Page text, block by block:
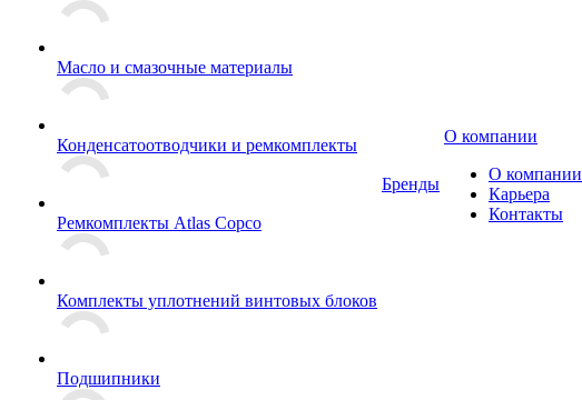
Масло и смазочные материалы
Конденсатоотводчики и ремкомплекты
Ремкомплекты Atlas Copco
Комплекты уплотнений винтовых блоков
Подшипники
Бренды
О компании
О компании
Карьера
Контакты